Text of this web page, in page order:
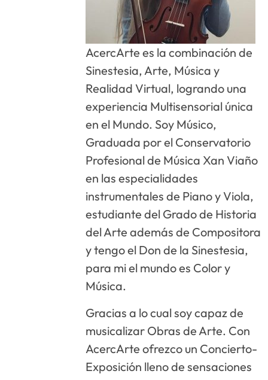
AcercArte es la combinación de
Sinestesia, Arte, Música y
Realidad Virtual, logrando una
experiencia Multisensorial única
en el Mundo. Soy Músico,
Graduada por el Conservatorio
Profesional de Música Xan Viaño
en las especialidades
instrumentales de Piano y Viola,
estudiante del Grado de Historia
del Arte además de Compositora
y tengo el Don de la Sinestesia,
para mi el mundo es Color y
Música.
Gracias a lo cual soy capaz de
musicalizar Obras de Arte. Con
AcercArte ofrezco un Concierto-
Exposición lleno de sensaciones